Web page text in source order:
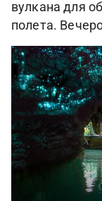
вулкана для
полета.